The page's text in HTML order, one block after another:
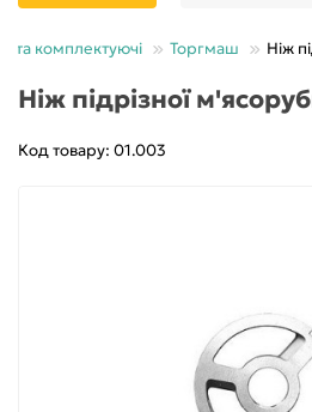
та комплектуючі Торгмаш Ніж
Ніж підрізної
Код товару: 01.003